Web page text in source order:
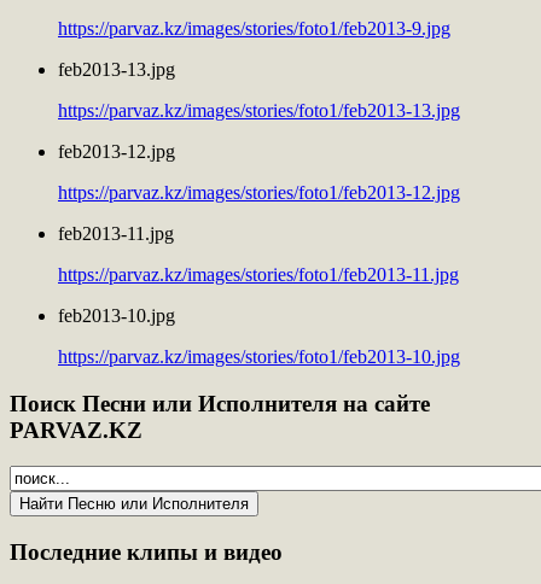
https://parvaz.kz/images/stories/foto1/feb2013-9.jpg
feb2013-13.jpg
https://parvaz.kz/images/stories/foto1/feb2013-13.jpg
feb2013-12.jpg
https://parvaz.kz/images/stories/foto1/feb2013-12.jpg
feb2013-11.jpg
https://parvaz.kz/images/stories/foto1/feb2013-11.jpg
feb2013-10.jpg
https://parvaz.kz/images/stories/foto1/feb2013-10.jpg
Поиск Песни или Исполнителя на сайте
PARVAZ.KZ
Последние клипы и видео